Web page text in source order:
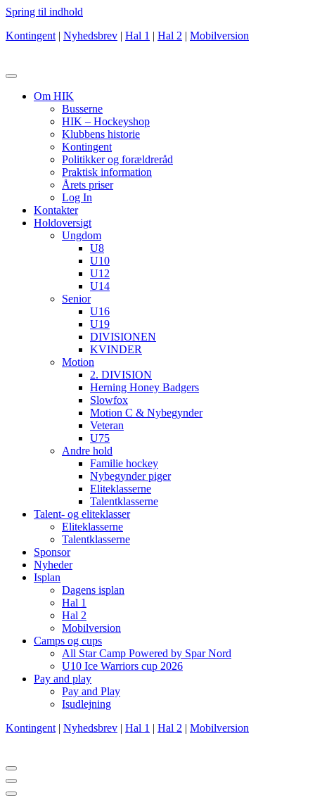
Spring til indhold
Kontingent | Nyhedsbrev | Hal 1 | Hal 2 | Mobilversion
Om HIK
Busserne
HIK – Hockeyshop
Klubbens historie
Kontingent
Politikker og forældreråd
Praktisk information
Årets priser
Log In
Kontakter
Holdoversigt
Ungdom
U8
U10
U12
U14
Senior
U16
U19
DIVISIONEN
KVINDER
Motion
2. DIVISION
Herning Honey Badgers
Slowfox
Motion C & Nybegynder
Veteran
U75
Andre hold
Familie hockey
Nybegynder piger
Eliteklasserne
Talentklasserne
Talent- og eliteklasser
Eliteklasserne
Talentklasserne
Sponsor
Nyheder
Isplan
Dagens isplan
Hal 1
Hal 2
Mobilversion
Camps og cups
All Star Camp Powered by Spar Nord
U10 Ice Warriors cup 2026
Pay and play
Pay and Play
Isudlejning
Kontingent | Nyhedsbrev | Hal 1 | Hal 2 | Mobilversion
Navigation
menu
Navigation
menu